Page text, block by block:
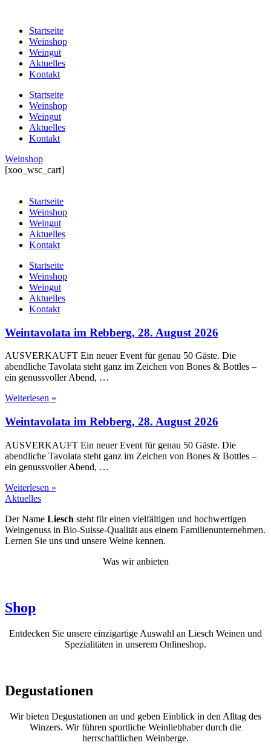
Startseite
Weinshop
Weingut
Aktuelles
Kontakt
Startseite
Weinshop
Weingut
Aktuelles
Kontakt
Weinshop
[xoo_wsc_cart]
Startseite
Weinshop
Weingut
Aktuelles
Kontakt
Startseite
Weinshop
Weingut
Aktuelles
Kontakt
Weintavolata im Rebberg, 28. August 2026
AUSVERKAUFT Ein neuer Event für genau 50 Gäste. Die
abendliche Tavolata steht ganz im Zeichen von Bones & Bottles –
ein genussvoller Abend, …
Weiterlesen »
Weintavolata im Rebberg, 28. August 2026
AUSVERKAUFT Ein neuer Event für genau 50 Gäste. Die
abendliche Tavolata steht ganz im Zeichen von Bones & Bottles –
ein genussvoller Abend, …
Weiterlesen »
Aktuelles
Der Name Liesch steht für einen vielfältigen und hochwertigen
Weingenuss in Bio-Suisse-Qualität aus einem Familienunternehmen.
Lernen Sie uns und unsere Weine kennen.
Was wir anbieten
Shop
Entdecken Sie unsere einzigartige Auswahl an Liesch Weinen und
Spezialitäten in unserem Onlineshop.
Degustationen
Wir bieten Degustationen an und geben Einblick in den Alltag des
Winzers. Wir führen sportliche Weinliebhaber durch die
herrschaftlichen Weinberge.